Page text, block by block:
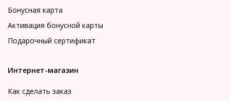
Бонусная карта
Активация бонусной карты
Подарочный сертификат
Интернет-магазин
Как сделать заказ